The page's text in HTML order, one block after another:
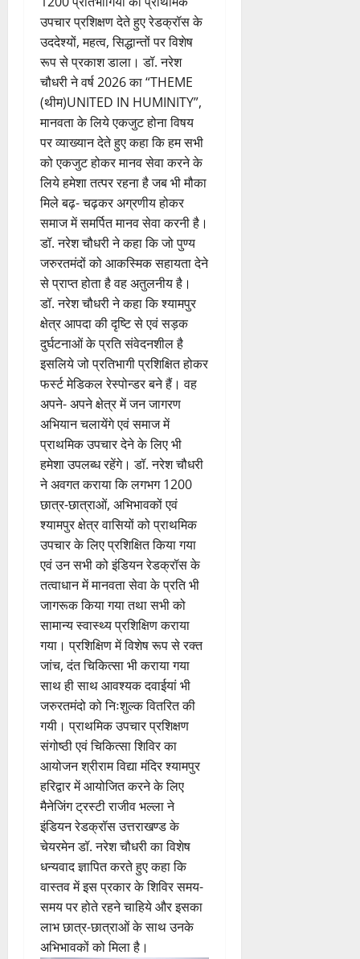
उपचार प्रशिक्षण देते हुए रेडक्रॉस के
उददेश्यों, महत्व, सिद्धान्तों पर विशेष
रूप से प्रकाश डाला। डॉ. नरेश
चौधरी ने वर्ष 2026 का “THEME
(थीम)UNITED IN HUMINITY”,
मानवता के लिये एकजुट होना विषय
पर व्याख्यान देते हुए कहा कि हम सभी
को एकजुट होकर मानव सेवा करने के
लिये हमेशा तत्पर रहना है जब भी मौका
मिले बढ़- चढ़कर अग्रणीय होकर
समाज में समर्पित मानव सेवा करनी है।
डॉ. नरेश चौधरी ने कहा कि जो पुण्य
जरुरतमंदों को आकस्मिक सहायता देने
से प्राप्त होता है वह अतुलनीय है।
डॉ. नरेश चौधरी ने कहा कि श्यामपुर
क्षेत्र आपदा की दृष्टि से एवं सड़क
दुर्घटनाओं के प्रति संवेदनशील है
इसलिये जो प्रतिभागी प्रशिक्षित होकर
फर्स्ट मेडिकल रेस्पोन्डर बने हैं। वह
अपने- अपने क्षेत्र में जन जागरण
अभियान चलायेंगे एवं समाज में
प्राथमिक उपचार देने के लिए भी
हमेशा उपलब्ध रहेंगे। डॉ. नरेश चौधरी
ने अवगत कराया कि लगभग 1200
छात्र-छात्राओं, अभिभावकों एवं
श्यामपुर क्षेत्र वासियों को प्राथमिक
उपचार के लिए प्रशिक्षित किया गया
एवं उन सभी को इंडियन रेडक्रॉस के
तत्वाधान में मानवता सेवा के प्रति भी
जागरूक किया गया तथा सभी को
सामान्य स्वास्थ्य प्रशिक्षिण कराया
गया। प्रशिक्षिण में विशेष रूप से रक्त
जांच, दंत चिकित्सा भी कराया गया
साथ ही साथ आवश्यक दवाईयां भी
जरुरतमंदो को निःशुल्क वितरित की
गयी। प्राथमिक उपचार प्रशिक्षण
संगोष्ठी एवं चिकित्सा शिविर का
आयोजन श्रीराम विद्या मंदिर श्यामपुर
हरिद्वार में आयोजित करने के लिए
मैनेजिंग ट्रस्टी राजीव भल्ला ने
इंडियन रेडक्रॉस उत्तराखण्ड के
चेयरमेन डॉ. नरेश चौधरी का विशेष
धन्यवाद ज्ञापित करते हुए कहा कि
वास्तव में इस प्रकार के शिविर समय-
समय पर होते रहने चाहिये और इसका
लाभ छात्र-छात्राओं के साथ उनके
अभिभावकों को मिला है।